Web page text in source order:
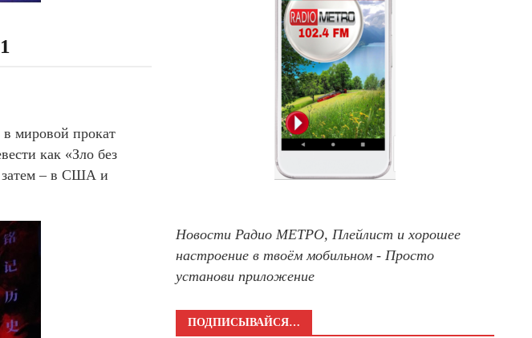
в мировой прокат
как «Зло без
затем – в США и
Новости Радио МЕТРО, Плейлист и хорошее
настроение в твоём мобильном - Просто
установи приложение
ПОДПИСЫВАЙСЯ…